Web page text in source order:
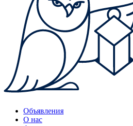
Объявления
О нас